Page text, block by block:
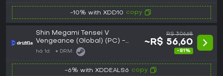
-10% with XDD10 copy
Shin Megami Tensei V
Vengeance (Global) (PC) -
Steam - Digital Key
há 1d DRM:
R$ 306,68
~R$ 56,60
-81%
-6% with XDDEALS6 copy